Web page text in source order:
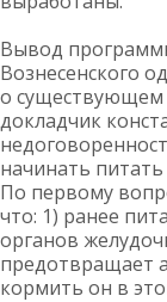
Вывод
Вознесенского
о существующем
докладчик
начинать
По первому
что: 1) ранее
органов
предотвращает
кормить он в